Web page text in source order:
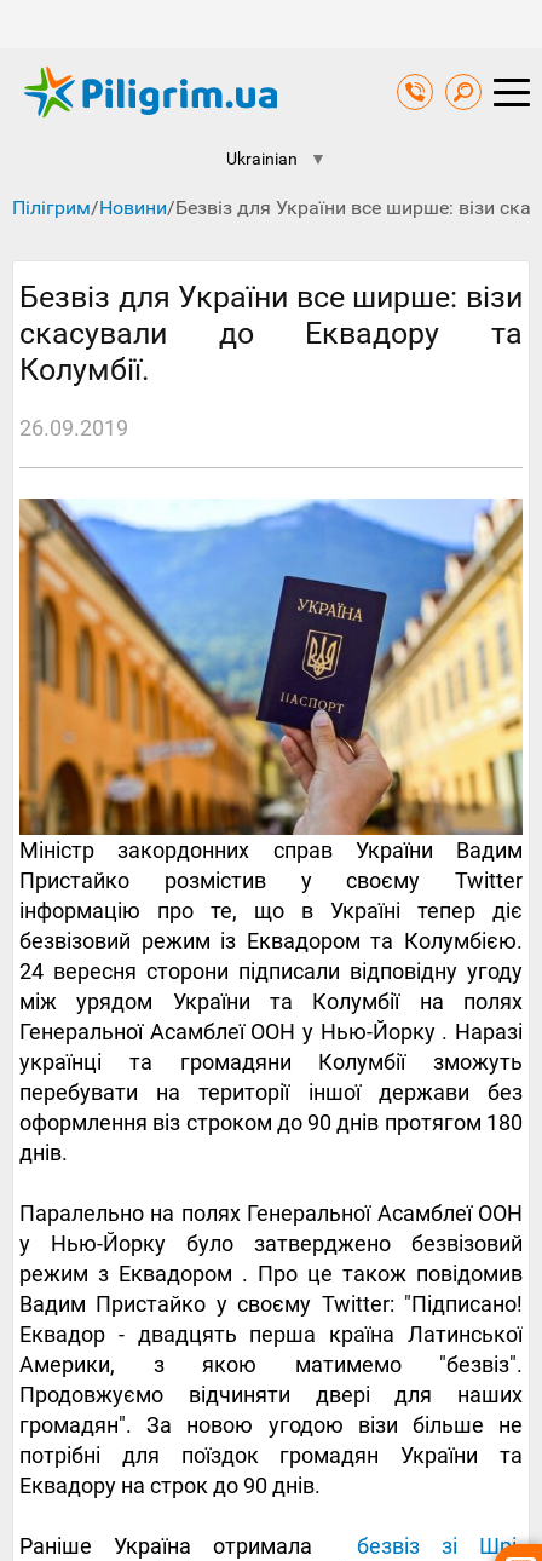
Ukrainian ▼
Пілігрим/Новини/Безвіз для України все ширше: візи
Безвіз для України все ширше: візи
скасували до Еквадору та
Колумбії.
26.09.2019
Міністр закордонних справ України Вадим
Пристайко розмістив у своєму Twitter
інформацію про те, що в Україні тепер діє
безвізовий режим із Еквадором та Колумбією.
24 вересня сторони підписали відповідну угоду
між урядом України та Колумбії на полях
Генеральної Асамблеї ООН у Нью-Йорку . Наразі
українці та громадяни Колумбії зможуть
перебувати на території іншої держави без
оформлення віз строком до 90 днів протягом 180
днів.
Паралельно на полях Генеральної Асамблеї ООН
у Нью-Йорку було затверджено безвізовий
режим з Еквадором . Про це також повідомив
Вадим Пристайко у своєму Twitter: "Підписано!
Еквадор - двадцять перша країна Латинської
Америки, з якою матимемо "безвіз".
Продовжуємо відчиняти двері для наших
громадян". За новою угодою візи більше не
потрібні для поїздок громадян України та
Еквадору на строк до 90 днів.
Раніше Україна отримала безвіз зі Шрі-